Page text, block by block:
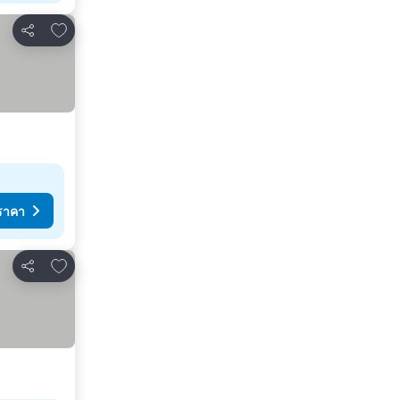
แชร์
เพิ่มในรายการโปรด
คา
แชร์
เพิ่มในรายการโปรด